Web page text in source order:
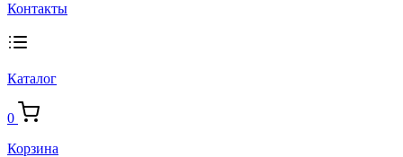
Контакты
Каталог
0
Корзина